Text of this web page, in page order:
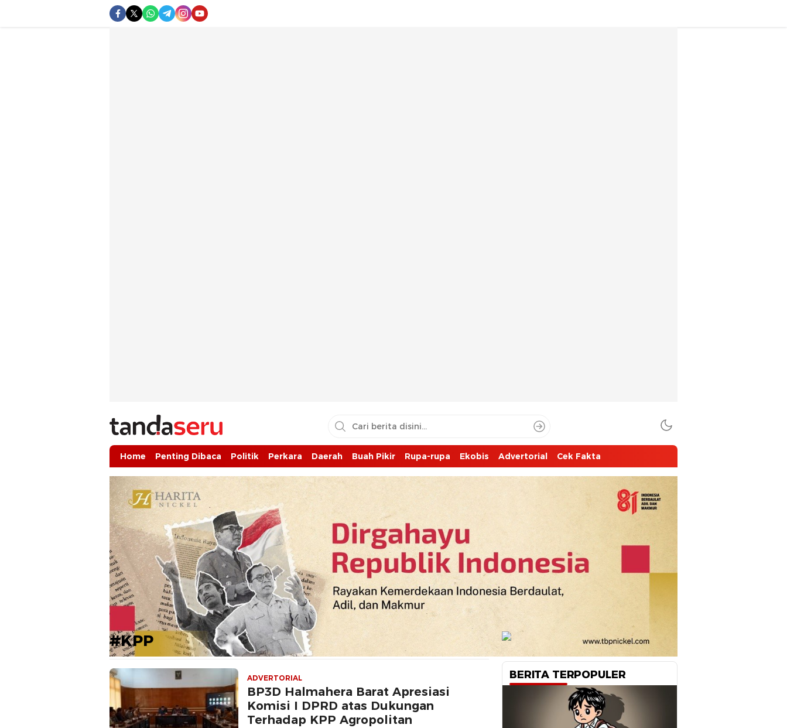
tandaseru.com | Penting Dibaca
tandaseru.com
Home Penting Dibaca Politik Perkara Daerah Buah Pikir Rupa-rupa Ekobis Advertorial Cek Fakta
#KPP
ADVERTORIAL
BP3D Halmahera Barat Apresiasi
Komisi I DPRD atas Dukungan
Terhadap KPP Agropolitan
BERITA TERPOPULER